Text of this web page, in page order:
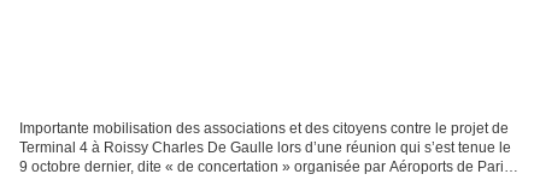
Importante mobilisation des associations et des citoyens contre le projet de
Terminal 4 à Roissy Charles De Gaulle lors d’une réunion qui s’est tenue le
9 octobre dernier, dite « de concertation » organisée par Aéroports de Paris.